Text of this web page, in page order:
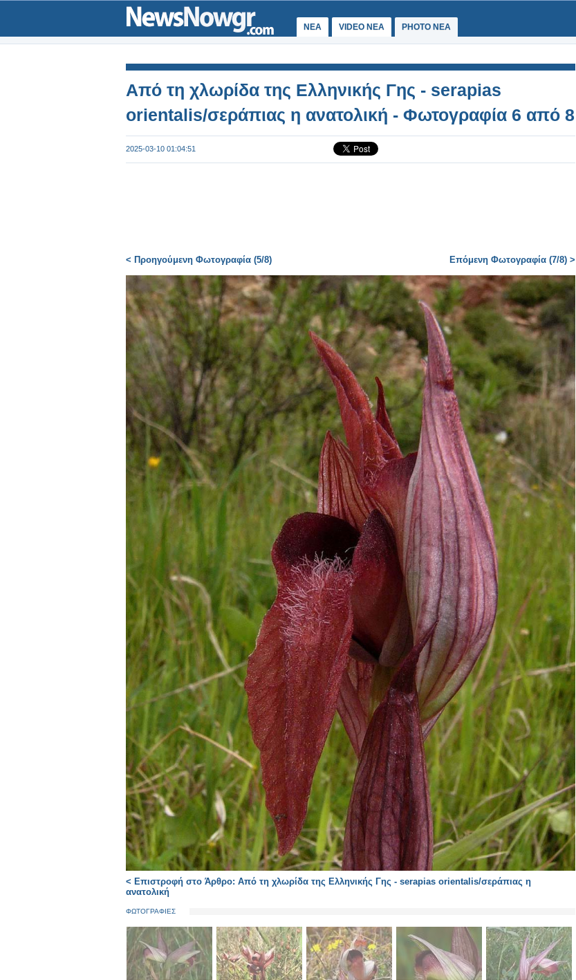
ΝΕΑ VIDEO NEA PHOTO NEA
Από τη χλωρίδα της Ελληνικής Γης - serapias
orientalis/σεράπιας η ανατολική - Φωτογραφία 6 από 8
2025-03-10 01:04:51
< Προηγούμενη Φωτογραφία (5/8) Επόμενη Φωτογραφία (7/8) >
< Επιστροφή στο Άρθρο: Από τη χλωρίδα της Ελληνικής Γης - serapias orientalis/σεράπιας η
ανατολική
ΦΩΤΟΓΡΑΦΙΕΣ